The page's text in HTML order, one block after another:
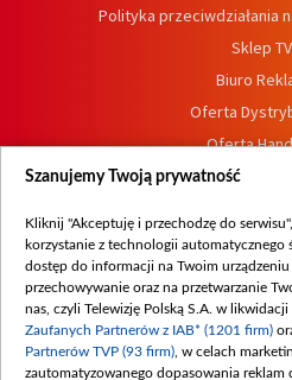
Polityka przeciwdziałania
Sklep
Biuro
Oferta
Oferta
Procedura
Szanujemy Twoją prywatność
Kliknij "Akceptuję i przechodzę do
korzystanie z technologii automatycznego
dostęp do informacji na Twoim
przechowywanie oraz na przetwarzanie
nas, czyli Telewizję Polską S.A. w likwidacji
Zaufanych Partnerów z IAB* (1201 firm)
Partnerów TVP (93 firm) , w celach
zautomatyzowanego dopasowania reklam